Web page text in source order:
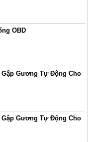
OBD
Gương Tự Động Cho
Gương Tự Động Cho